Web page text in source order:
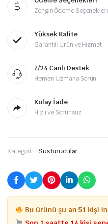
Zengin Ödeme Seçenekleri
Yüksek Kalite
Garantili Ürün ve Hizmet
7/24 Canlı Destek
Hemen Uzmana Sorun
Kolay İade
Hızlı ve Sorunsuz
Kategori: Susturucular
Bu ürünü şu an 51 kişi